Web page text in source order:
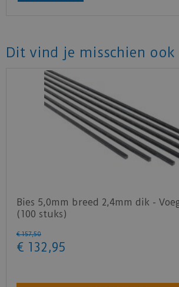
Dit vind je misschien
Bies 5,0mm breed 2,4mm dik -
(100 stuks)
€ 157,50
€ 132 ,95